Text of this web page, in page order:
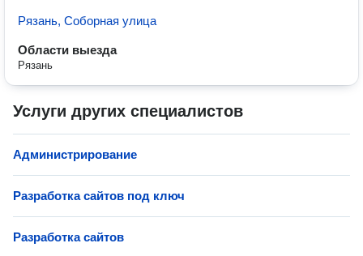
Рязань, Соборная улица
Области выезда
Рязань
Услуги других специалистов
Администрирование
Разработка сайтов под ключ
Разработка сайтов